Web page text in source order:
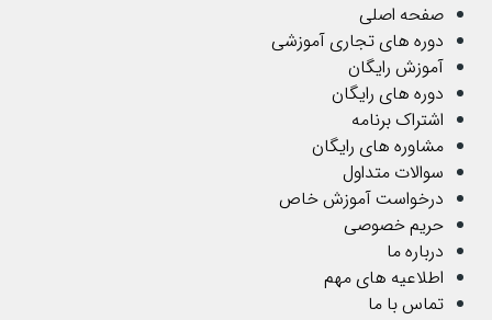
صفحه اصلی
دوره های تجاری آموزشی
آموزش رایگان
دوره های رایگان
اشتراک برنامه
مشاوره های رایگان
سوالات متداول
درخواست آموزش خاص
حریم خصوصی
درباره ما
اطلاعیه های مهم
تماس با ما